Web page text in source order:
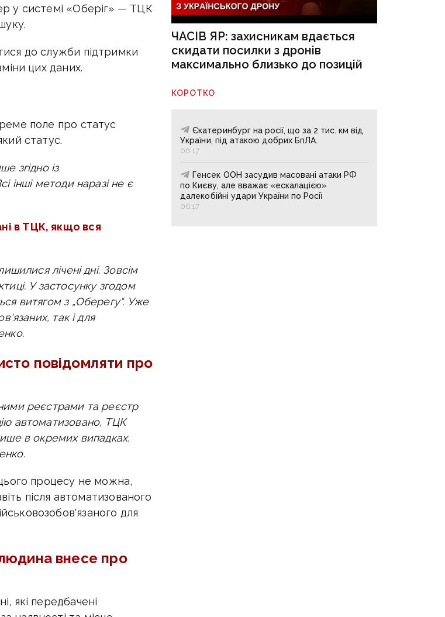
у системі «Оберіг» — ТЦК
до служби підтримки
цих даних.
поле про статус
статус.
згідно із
інші методи наразі не є
в ТЦК, якщо вся
лічені дні. Зовсім
У застосунку згодом
витягом з „Оберегу“. Уже
так і для
повідомляти про
реєстрами та реєстр
автоматизовано, ТЦК
в окремих випадках.
процесу не можна,
після автоматизованого
для
внесе про
які передбачені
ЧАСІВ ЯР: захисникам вдається
скидати посилки з дронів
максимально близько до позицій
КОРОТКО
Єкатеринбург на росії, що за 2 тис. км від
України, під атакою добрих БпЛА.
06:17
Генсек ООН засудив масовані атаки РФ
по Києву, але вважає «ескалацією»
далекобійні удари України по Росії
06:17